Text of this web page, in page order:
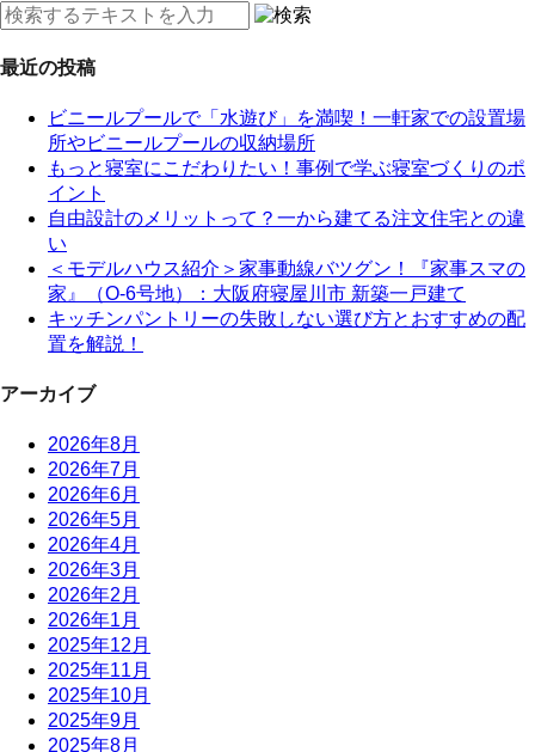
最近の投稿
ビニールプールで「水遊び」を満喫！一軒家での設置場
所やビニールプールの収納場所
もっと寝室にこだわりたい！事例で学ぶ寝室づくりのポ
イント
自由設計のメリットって？一から建てる注文住宅との違
い
＜モデルハウス紹介＞家事動線バツグン！『家事スマの
家』（O-6号地）：大阪府寝屋川市 新築一戸建て
キッチンパントリーの失敗しない選び方とおすすめの配
置を解説！
アーカイブ
2026年8月
2026年7月
2026年6月
2026年5月
2026年4月
2026年3月
2026年2月
2026年1月
2025年12月
2025年11月
2025年10月
2025年9月
2025年8月